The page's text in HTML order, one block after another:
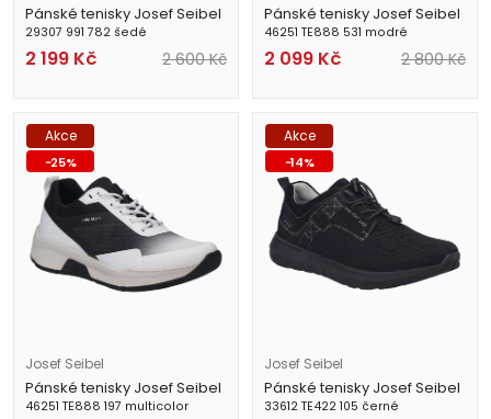
Pánské tenisky Josef Seibel
29307 991 782 šedé
2 199 Kč 2 600Kč
Pánské tenisky Josef Seibel
46251 TE888 531 modré
2 099 Kč 2 800Kč
Akce
-25%
Josef Seibel
Pánské tenisky Josef Seibel
46251 TE888 197 multicolor
Akce
-14%
Josef Seibel
Pánské tenisky Josef Seibel
33612 TE422 105 černé